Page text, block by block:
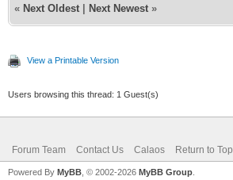
« Next Oldest Next Newest »
View a Printable Version
Users browsing this thread: 1 Guest(s)
Forum Team Contact Us Calaos Return to Top
Powered By MyBB , © 2002-2026 MyBB Group